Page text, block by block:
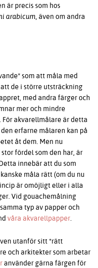
är precis som hos
arabicum, även om andra
som att måla med
de i större utsträckning
med andra färger och
mer och mindre
akvarellmålare är detta
erfarne målaren kan på
åt dem. Men nu
fördel som den har, är
innebär att du som
måla rätt (om du nu
är omöjligt eller i alla
Vid gouachemålning
typ av papper och
våra akvarellpapper.
utanför sitt *rätt
och arkitekter som arbetar
använder gärna färgen för